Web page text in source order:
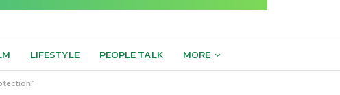
LIFESTYLE PEOPLE TALK MORE